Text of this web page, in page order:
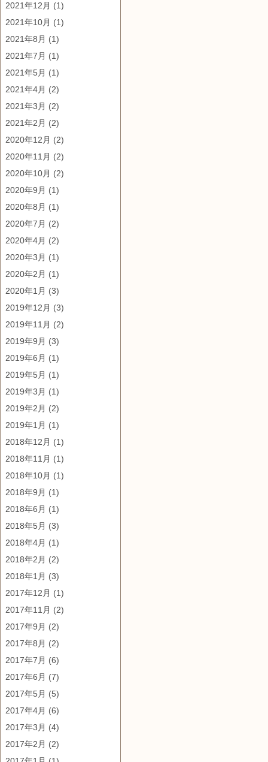
2021年12月 (1)
2021年10月 (1)
2021年8月 (1)
2021年7月 (1)
2021年5月 (1)
2021年4月 (2)
2021年3月 (2)
2021年2月 (2)
2020年12月 (2)
2020年11月 (2)
2020年10月 (2)
2020年9月 (1)
2020年8月 (1)
2020年7月 (2)
2020年4月 (2)
2020年3月 (1)
2020年2月 (1)
2020年1月 (3)
2019年12月 (3)
2019年11月 (2)
2019年9月 (3)
2019年6月 (1)
2019年5月 (1)
2019年3月 (1)
2019年2月 (2)
2019年1月 (1)
2018年12月 (1)
2018年11月 (1)
2018年10月 (1)
2018年9月 (1)
2018年6月 (1)
2018年5月 (3)
2018年4月 (1)
2018年2月 (2)
2018年1月 (3)
2017年12月 (1)
2017年11月 (2)
2017年9月 (2)
2017年8月 (2)
2017年7月 (6)
2017年6月 (7)
2017年5月 (5)
2017年4月 (6)
2017年3月 (4)
2017年2月 (2)